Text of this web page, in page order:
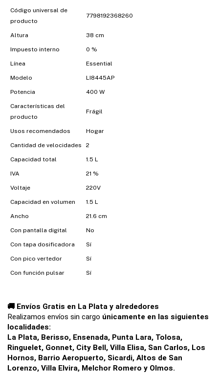
Código universal de
producto
7798192368260
Altura 38 cm
Impuesto interno 0 %
Línea Essential
Modelo LI8445AP
Potencia 400 W
Características del
producto
Frágil
Usos recomendados Hogar
Cantidad de velocidades 2
Capacidad total 1.5 L
IVA 21 %
Voltaje 220V
Capacidad en volumen 1.5 L
Ancho 21.6 cm
Con pantalla digital No
Con tapa dosificadora Sí
Con pico vertedor Sí
Con función pulsar Sí
🚚 Envíos Gratis en La Plata y alrededores
Realizamos envíos sin cargo únicamente en las siguientes
localidades:
La Plata, Berisso, Ensenada, Punta Lara, Tolosa,
Ringuelet, Gonnet, City Bell, Villa Elisa, San Carlos, Los
Hornos, Barrio Aeropuerto, Sicardi, Altos de San
Lorenzo, Villa Elvira, Melchor Romero y Olmos.